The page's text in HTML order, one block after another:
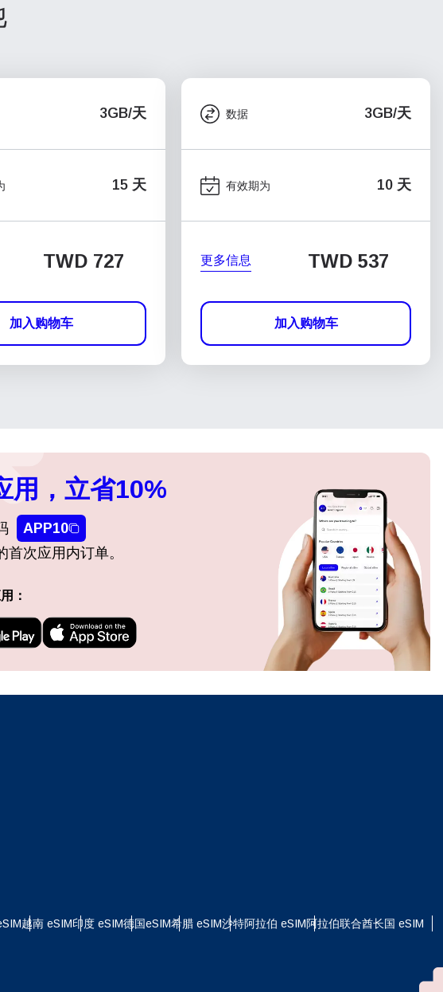
3GB/天
15 天
TWD 727
加入购物车
数据 3GB/天
有效期为 10 天
更多信息 TWD 537
加入购物车
eSIM
that you can scan
用，立省10%
APP10
首次应用内订单。
：
越南 eSIM印度 eSIM德国eSIM希腊 eSIM沙特阿拉伯 eSIM阿拉伯联合酋长国 eSIM